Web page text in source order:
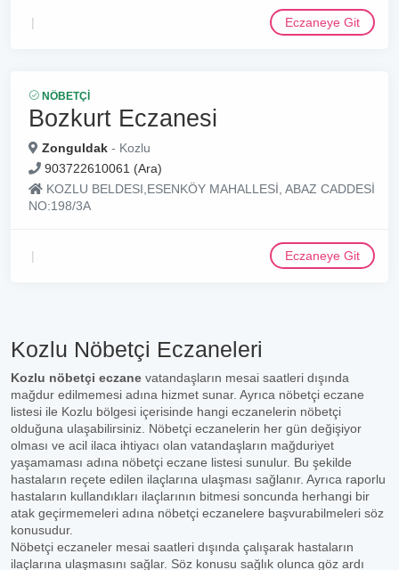
Eczaneye Git
NÖBETÇI
Bozkurt Eczanesi
Zonguldak - Kozlu
903722610061 (Ara)
KOZLU BELDESI,ESENKÖY MAHALLESİ, ABAZ CADDESİ
NO:198/3A
Eczaneye Git
Kozlu Nöbetçi Eczaneleri
Kozlu nöbetçi eczane vatandaşların mesai saatleri dışında
mağdur edilmemesi adına hizmet sunar. Ayrıca nöbetçi eczane
listesi ile Kozlu bölgesi içerisinde hangi eczanelerin nöbetçi
olduğuna ulaşabilirsiniz. Nöbetçi eczanelerin her gün değişiyor
olması ve acil ilaca ihtiyacı olan vatandaşların mağduriyet
yaşamaması adına nöbetçi eczane listesi sunulur. Bu şekilde
hastaların reçete edilen ilaçlarına ulaşması sağlanır. Ayrıca raporlu
hastaların kullandıkları ilaçlarının bitmesi soncunda herhangi bir
atak geçirmemeleri adına nöbetçi eczanelere başvurabilmeleri söz
konusudur.
Nöbetçi eczaneler mesai saatleri dışında çalışarak hastaların
ilaçlarına ulaşmasını sağlar. Söz konusu sağlık olunca göz ardı